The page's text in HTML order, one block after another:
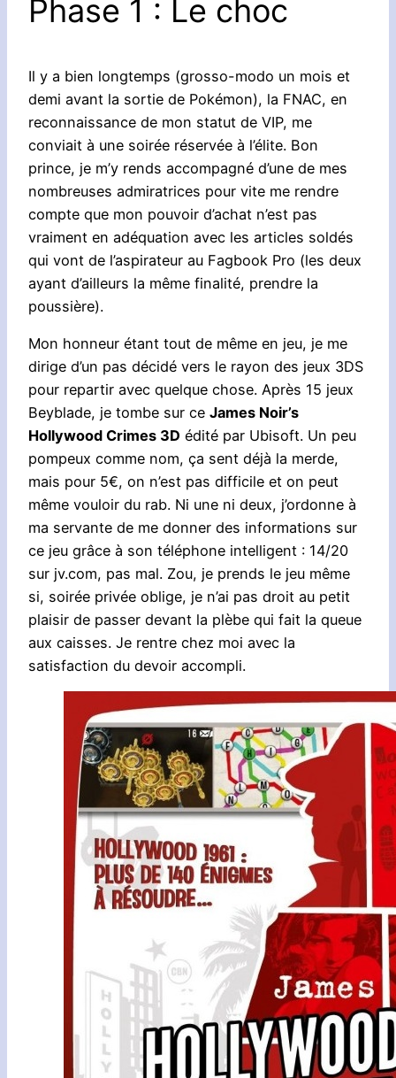
Phase 1 : Le choc
Il y a bien longtemps (grosso-modo un mois et
demi avant la sortie de Pokémon), la FNAC, en
reconnaissance de mon statut de VIP, me
conviait à une soirée réservée à l’élite. Bon
prince, je m’y rends accompagné d’une de mes
nombreuses admiratrices pour vite me rendre
compte que mon pouvoir d’achat n’est pas
vraiment en adéquation avec les articles soldés
qui vont de l’aspirateur au Fagbook Pro (les deux
ayant d’ailleurs la même finalité, prendre la
poussière).
Mon honneur étant tout de même en jeu, je me
dirige d’un pas décidé vers le rayon des jeux 3DS
pour repartir avec quelque chose. Après 15 jeux
Beyblade, je tombe sur ce James Noir’s
Hollywood Crimes 3D édité par Ubisoft. Un peu
pompeux comme nom, ça sent déjà la merde,
mais pour 5€, on n’est pas difficile et on peut
même vouloir du rab. Ni une ni deux, j’ordonne à
ma servante de me donner des informations sur
ce jeu grâce à son téléphone intelligent : 14/20
sur jv.com, pas mal. Zou, je prends le jeu même
si, soirée privée oblige, je n’ai pas droit au petit
plaisir de passer devant la plèbe qui fait la queue
aux caisses. Je rentre chez moi avec la
satisfaction du devoir accompli.